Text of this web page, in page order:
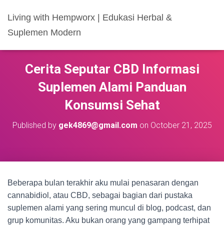
Living with Hempworx | Edukasi Herbal &
Suplemen Modern
Cerita Seputar CBD Informasi
Suplemen Alami Panduan
Konsumsi Sehat
Published by gek4869@gmail.com on October 21, 2025
Beberapa bulan terakhir aku mulai penasaran dengan
cannabidiol, atau CBD, sebagai bagian dari pustaka
suplemen alami yang sering muncul di blog, podcast, dan
grup komunitas. Aku bukan orang yang gampang terhipat